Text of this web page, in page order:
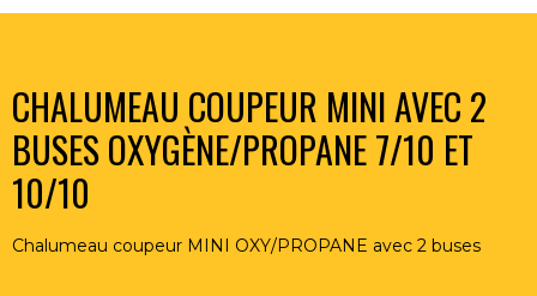
CHALUMEAU COUPEUR MINI AVEC 2
BUSES OXYGÈNE/PROPANE 7/10 ET
10/10
Chalumeau coupeur MINI OXY/PROPANE avec 2 buses